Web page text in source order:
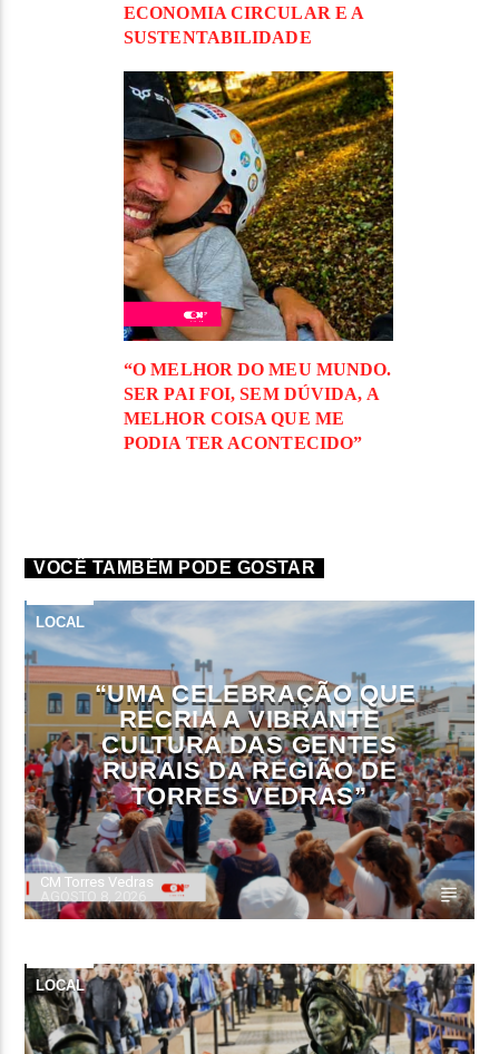
ECONOMIA CIRCULAR E A
SUSTENTABILIDADE
“O MELHOR DO MEU MUNDO.
SER PAI FOI, SEM DÚVIDA, A
MELHOR COISA QUE ME
PODIA TER ACONTECIDO”
VOCÊ TAMBÉM PODE GOSTAR
LOCAL
“UMA CELEBRAÇÃO QUE
RECRIA A VIBRANTE
CULTURA DAS GENTES
RURAIS DA REGIÃO DE
TORRES VEDRAS”
CM Torres Vedras
LOCAL